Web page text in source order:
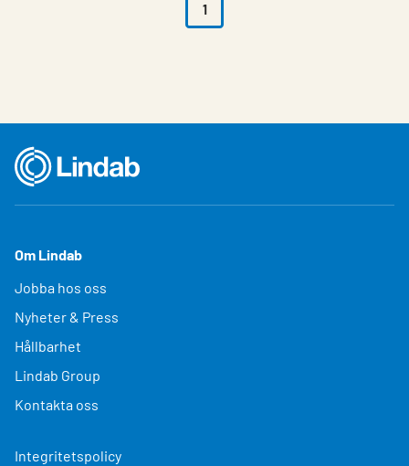
1
Om Lindab
Jobba hos oss
Nyheter & Press
Hållbarhet
Lindab Group
Kontakta oss
Integritetspolicy